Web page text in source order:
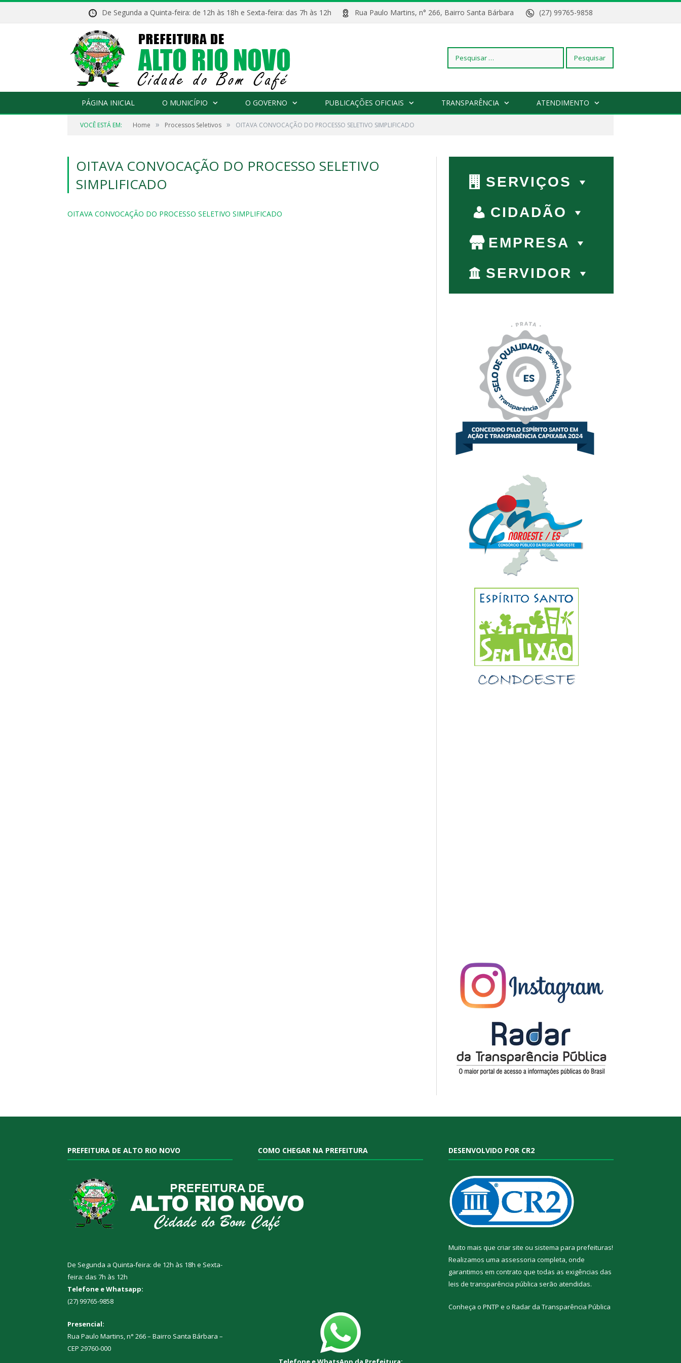
De Segunda a Quinta-feira: de 12h às 18h e Sexta-feira: das 7h às 12h Rua Paulo Martins, n° 266, Bairro Santa Bárbara (27) 99765-9858
Pesquisar
PÁGINA INICIAL O MUNICÍPIO O GOVERNO PUBLICAÇÕES OFICIAIS TRANSPARÊNCIA ATENDIMENTO
VOCÊ ESTÁ EM: Home » Processos Seletivos » OITAVA CONVOCAÇÃO DO PROCESSO SELETIVO SIMPLIFICADO
OITAVA CONVOCAÇÃO DO PROCESSO SELETIVO
SIMPLIFICADO
OITAVA CONVOCAÇÃO DO PROCESSO SELETIVO SIMPLIFICADO
SERVIÇOS
CIDADÃO
EMPRESA
SERVIDOR
PREFEITURA DE ALTO RIO NOVO
De Segunda a Quinta-feira: de 12h às 18h e Sexta-
feira: das 7h às 12h
Telefone e Whatsapp:
(27) 99765-9858
Presencial:
Rua Paulo Martins, n° 266 – Bairro Santa Bárbara –
CEP 29760-000
COMO CHEGAR NA PREFEITURA DESENVOLVIDO POR CR2
Muito mais que criar site ou sistema para prefeituras!
Realizamos uma assessoria completa, onde
garantimos em contrato que todas as exigências das
leis de transparência pública serão atendidas.
Conheça o PNTP e o Radar da Transparência Pública